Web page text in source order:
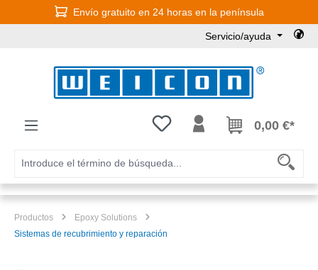
Saltar al contenido principalEnvío gratuito en 24 horas en la península
Servicio/ayuda
Tienes 0 artículos en tu lista de
0,00 €*
Productos
Epoxy Solutions
Sistemas de recubrimiento y reparación